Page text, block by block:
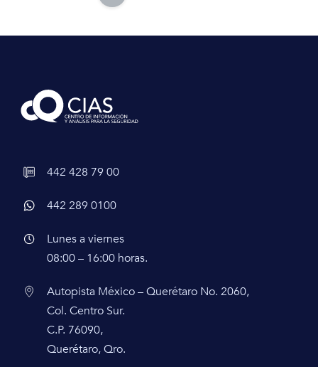
442 428 79 00
442 289 0100
Lunes a viernes
08:00 – 16:00 horas.
Autopista México – Querétaro No. 2060,
Col. Centro Sur.
C.P. 76090,
Querétaro, Qro.